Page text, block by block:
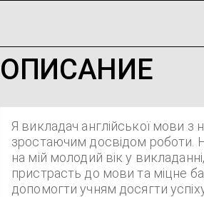
ОПИСАНИЕ
Я викладач англійської мови з
зростаючим досвідом роботи.
на мій молодий вік у
пристрасть до мови та міцне
допомогти учням досягти успіху